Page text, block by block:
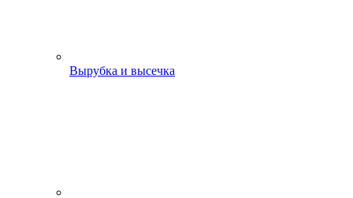
Вырубка и высечка